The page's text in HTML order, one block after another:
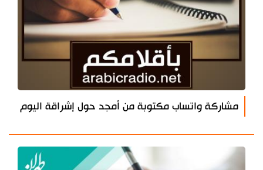
مشاركة واتساب مكتوبة من أمجد حول إشراقة اليوم